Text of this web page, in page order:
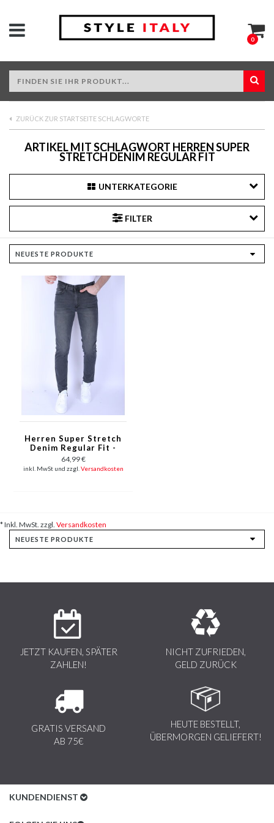
0
ZURÜCK ZUR STARTSEITE SCHLAGWORTE
ARTIKEL MIT SCHLAGWORT HERREN SUPER
STRETCH DENIM REGULAR FIT
UNTERKATEGORIE
FILTER
Herren Super Stretch
Denim Regular Fit -
DP55 - Grau/Grün
64,99 €
inkl. MwSt und zzgl. Versandkosten
* Inkl. MwSt. zzgl. Versandkosten
JETZT KAUFEN, SPÄTER
ZAHLEN!
NICHT ZUFRIEDEN,
GELD ZURÜCK
GRATIS VERSAND
AB 75€
HEUTE BESTELLT,
ÜBERMORGEN GELIEFERT!
KUNDENDIENST
Kundenservice